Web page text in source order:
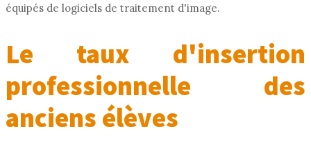
équipés de logiciels de traitement d'image.
Le taux d'insertion
professionnelle des
anciens élèves